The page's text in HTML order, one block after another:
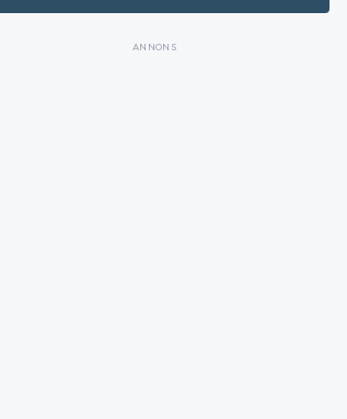
ANNONS